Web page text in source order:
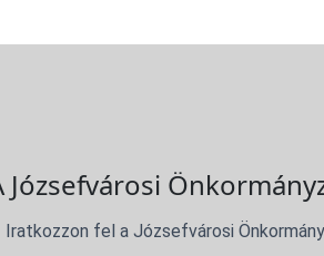
Józsefvárosi
Iratkozzon fel a Józsefvárosi